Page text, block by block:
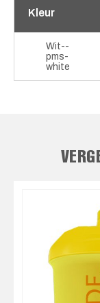
Kleur
Wit--
pms-
white